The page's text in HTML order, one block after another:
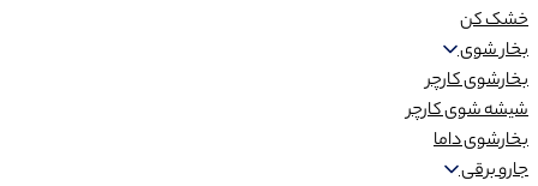
خشک کن
بخار شوی
بخارشوی کارچر
شیشه شوی کارچر
بخارشوی داما
جارو برقی